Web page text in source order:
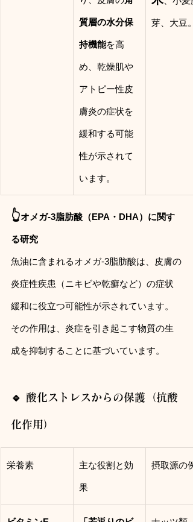
質層の水分保
持機能を高
め、乾燥肌や
アトピー性皮
膚炎の症状を
緩和する可能
性が示されて
います。
芽、大豆。
👆オメガ-3脂肪酸（EPA・DHA）に関す
る研究
魚油に含まれるオメガ-3脂肪酸は、皮膚の
炎症性疾患（ニキビや乾癬など）の症状
緩和に役立つ可能性が示されています。
その作用は、炎症を引き起こす物質の生
成を抑制することに基づいています。
🔹 酸化ストレスからの保護（抗酸
化作用）
栄養素 主な役割と効
果
摂取源の例